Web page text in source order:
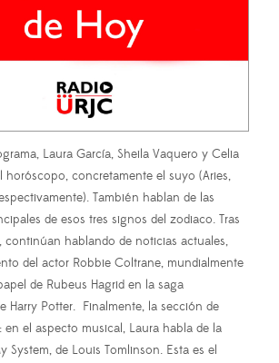
Laura García, Sheila Vaquero y Celia
horóscopo, concretamente el suyo (Aries,
También hablan de las
de esos tres signos del zodiaco. Tras
continúan hablando de noticias actuales,
del actor Robbie Coltrane, mundialmente
de Rubeus Hagrid en la saga
Harry Potter. Finalmente, la sección de
en el aspecto musical, Laura habla de la
de Louis Tomlinson. Esta es el